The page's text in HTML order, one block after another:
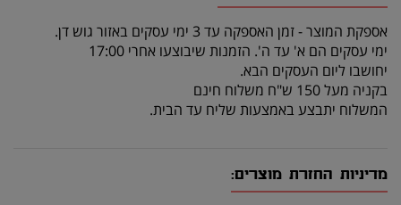
אספקת המוצר - זמן האספקה עד 3 ימי עסקים באזור גוש דן.
ימי עסקים הם א' עד ה'. הזמנות שיבוצעו אחרי 17:00
יחושבו ליום העסקים הבא.
בקניה מעל 150 ש"ח משלוח חינם
המשלוח יתבצע באמצעות שליח עד הבית.
מדיניות החזרת מוצרים: